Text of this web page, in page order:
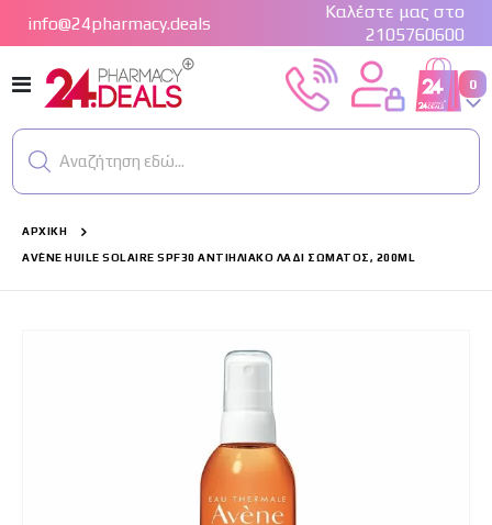
info@24pharmacy.deals
Καλέστε μας στο
2105760600
Εναλλαγή
Πλοήγησης
Cart
0
Αναζήτηση εδώ...
ΑΡΧΙΚΉ
AVÈNE HUILE SOLAIRE SPF30 ΑΝΤΙΗΛΙΑΚΌ ΛΆΔΙ ΣΏΜΑΤΟΣ, 200ML